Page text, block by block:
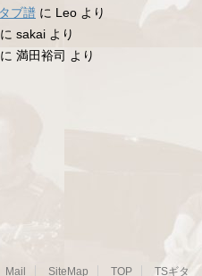
ブ譜 に Leo より
に sakai より
に 満田裕司 より
Mail SiteMap TOP TSギタ